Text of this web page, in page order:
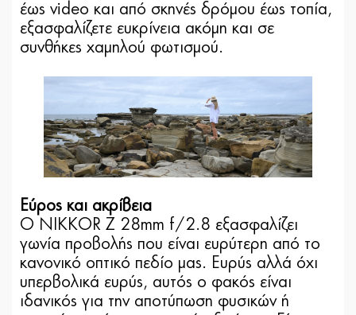
έως video και από σκηνές δρόμου έως τοπία,
εξασφαλίζετε ευκρίνεια ακόμη και σε
συνθήκες χαμηλού φωτισμού.
Εύρος και ακρίβεια
Ο NIKKOR Z 28mm f/2.8 εξασφαλίζει
γωνία προβολής που είναι ευρύτερη από το
κανονικό οπτικό πεδίο μας. Ευρύς αλλά όχι
υπερβολικά ευρύς, αυτός ο φακός είναι
ιδανικός για την αποτύπωση φυσικών ή